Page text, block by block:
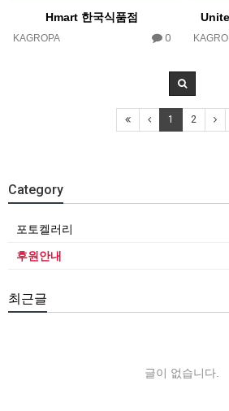
Hmart 한국식품점
KAGROPA 0
1 2
Category
포토켈러리
후원안내
최근글
글이 없습니다.